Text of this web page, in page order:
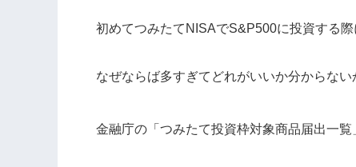
初めてつみたてNISAでS&P500に投資する
なぜならば多すぎてどれがいいか分からない
金融庁の「つみたて投資枠対象商品届出一